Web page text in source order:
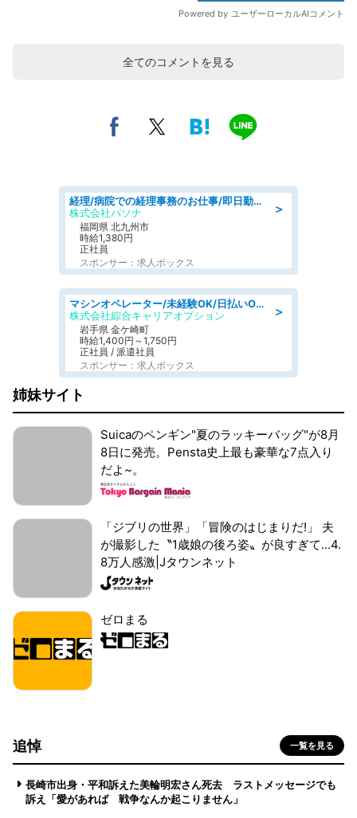
全てのコメントを見る
＞
経理/病院での経理事務のお仕事/即日勤務可/車通勤可/経理/一般事務
株式会社パソナ
福岡県 北九州市
時給1,380円
正社員
スポンサー：求人ボックス
＞
マシンオペレーター/未経験OK/日払いOK/寮完備/交替制/20・30・40代活躍中
株式会社綜合キャリアオプション
岩手県 金ケ崎町
時給1,400円～1,750円
正社員 / 派遣社員
スポンサー：求人ボックス
姉妹サイト
Suicaのペンギン"夏のラッキーバッグ"が8月
8日に発売。Pensta史上最も豪華な7点入り
だよ~。
「ジブリの世界」「冒険のはじまりだ!」 夫
が撮影した〝1歳娘の後ろ姿〟が良すぎて...4.
8万人感激|Jタウンネット
ゼロまる
追悼 一覧を見る
長崎市出身・平和訴えた美輪明宏さん死去 ラストメッセージでも
訴え「愛があれば 戦争なんか起こりません」